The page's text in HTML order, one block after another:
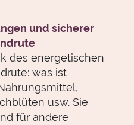
und sicherer
des energetischen
was ist
usw. Sie
für andere